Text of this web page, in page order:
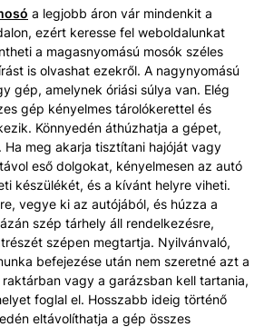
a legjobb áron vár mindenkit a
ezért keresse fel weboldalunkat
a magasnyomású mosók széles
is olvashat ezekről. A nagynyomású
gép, amelynek óriási súlya van. Elég
gép kényelmes tárolókerettel és
Könnyedén áthúzhatja a gépet,
Ha meg akarja tisztítani hajóját vagy
eső dolgokat, kényelmesen az autó
készülékét, és a kívánt helyre viheti.
vegye ki az autójából, és húzza a
szép tárhely áll rendelkezésre,
szépen megtartja. Nyilvánvaló,
befejezése után nem szeretné azt a
vagy a garázsban kell tartania,
foglal el. Hosszabb ideig történő
eltávolíthatja a gép összes